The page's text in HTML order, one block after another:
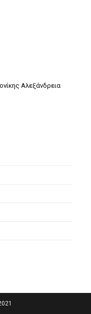
Αλεξάνδρεια